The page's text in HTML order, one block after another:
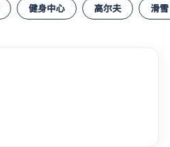
健身中心 高尔夫 滑雪